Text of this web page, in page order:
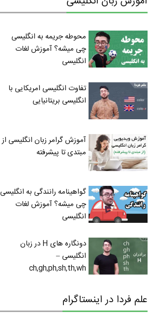
محوطه جریمه به انگلیسی
چی میشه؟ آموزش لغات
انگلیسی
تفاوت انگلیسی امریکایی با
انگلیسی بریتانیایی
آموزش گرامر زبان انگلیسی از
مبتدی تا پیشرفته
گواهینامه رانندگی به انگلیسی
چی میشه؟ آموزش لغات
انگلیسی
دونگاره های H در زبان
انگلیسی –
ch,gh,ph,sh,th,wh
علم فردا در اینستاگرام